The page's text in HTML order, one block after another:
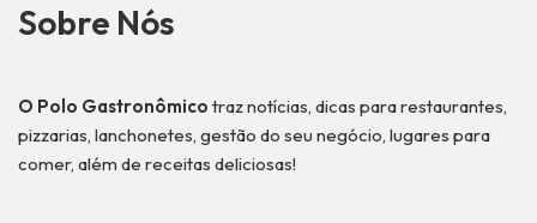
Sobre Nós
O Polo Gastronômico traz notícias, dicas para restaurantes,
pizzarias, lanchonetes, gestão do seu negócio, lugares para
comer, além de receitas deliciosas!